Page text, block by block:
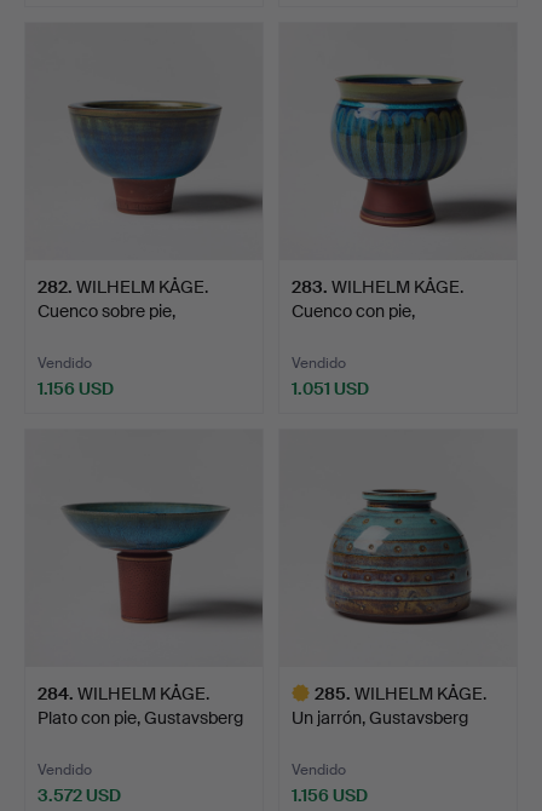
282. WILHELM KÅGE.
Cuenco sobre pie,
Vendido
1.156 USD
283. WILHELM KÅGE.
Cuenco con pie,
Vendido
1.051 USD
284. WILHELM KÅGE.
Plato con pie, Gustavsberg
Vendido
3.572 USD
285. WILHELM KÅGE.
Un jarrón, Gustavsberg
Vendido
1.156 USD